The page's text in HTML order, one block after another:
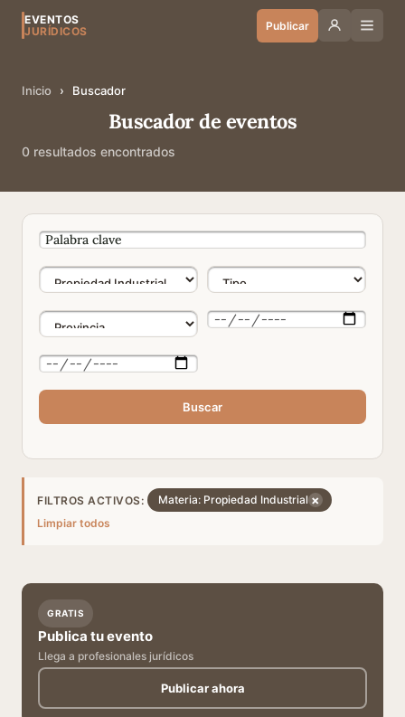
EVENTOS
JURÍDICOS
Publicar
Inicio › Buscador
Buscador de eventos
0 resultados encontrados
Buscar
FILTROS ACTIVOS: Materia: Propiedad Industrial ×
Limpiar todos
GRATIS
Publica tu evento
Llega a profesionales jurídicos
Publicar ahora